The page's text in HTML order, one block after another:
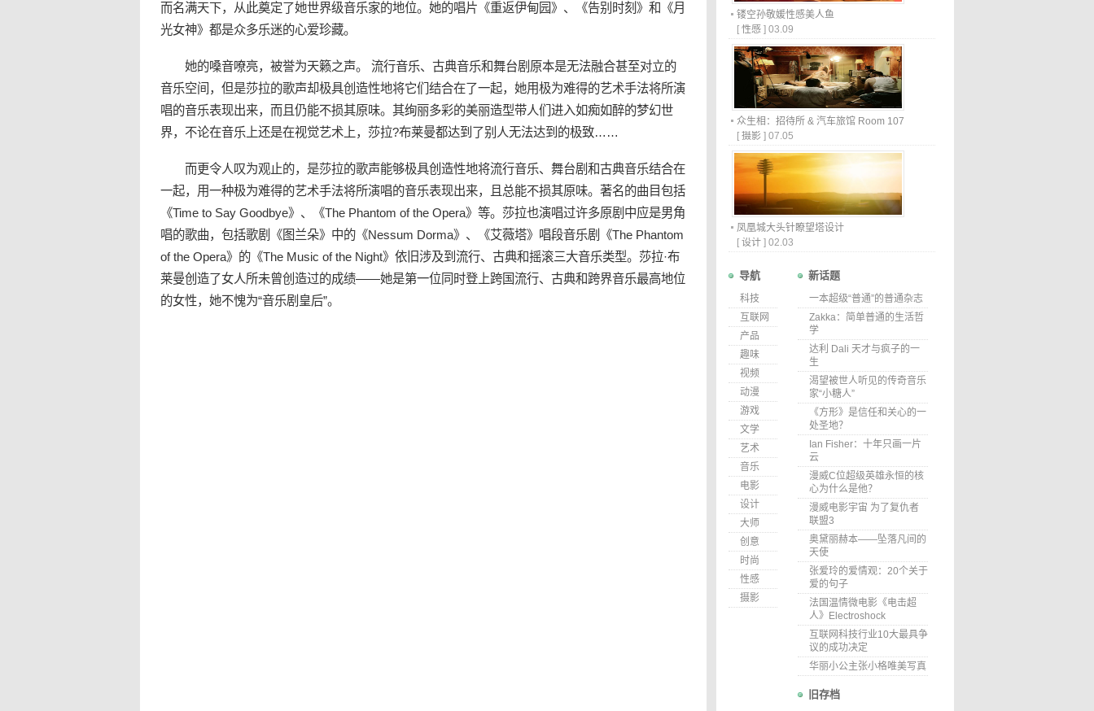
而名满天下，从此奠定了她世界级音乐家的地位。她的唱片《重返伊甸园》、《告别时刻》和《月
光女神》都是众多乐迷的心爱珍藏。
她的嗓音嘹亮，被誉为天籁之声。 流行音乐、古典音乐和舞台剧 原本是无法融合甚至对立的
音乐空间，但是莎拉的歌声却极具创造性地将它们结合在了一起，她用极为难得的艺术手法将所演
唱的音乐表现出来，而且仍能不损其原味。其绚丽多彩的美丽造型带人们进入如痴如醉的梦幻世
界，不论在音乐上还是在视觉艺术上，莎拉?布莱曼都达到了别人无法达到的极致……
而更令人叹为观止的，是莎拉的歌声能够极具创造性地将流行音乐、 舞台剧和古典音乐结合在
一起，用一种极为难得的艺术手法将所演唱的音乐表现出来，且总能不损其原味。著名的曲目包括
《Time to Say Goodbye》、《The Phantom of the Opera》等。莎拉也演唱过许多原剧中应是男角
唱的歌曲，包括歌剧《图兰朵》中的《Nessum Dorma》、《艾薇塔》唱段音乐剧《The Phantom
of the Opera》的《The Music of the Night》依旧涉及到流行、古典和摇滚三大音乐类型。莎拉·布
莱曼创造了女人所未曾创造过的成绩——她是第一位同时登上跨国流行、古典和跨界音乐最高地位
的女性，她不愧为“音乐剧皇后”。
镂空孙敬媛性感美人鱼
[ 性感 ] 03.09
众生相：招待所 & 汽车旅馆 Room 107
[ 摄影 ] 07.05
凤凰城大头针瞭望塔设计
[ 设计 ] 02.03
导航
科技
互联网
产品
趣味
视频
动漫
游戏
文学
艺术
音乐
电影
设计
大师
创意
时尚
性感
摄影
新话题
一本超级“普通”的普通杂志
Zakka：简单普通的生活哲
学
达利 Dali 天才与疯子的一
生
渴望被世人听见的传奇音乐
家“小糖人”
《方形》是信任和关心的一
处圣地？
Ian Fisher：十年只画一片
云
漫威C位超级英雄永恒的核
心为什么是他？
漫威电影宇宙 为了复仇者
联盟3
奥黛丽赫本——坠落凡间的
天使
张爱玲的爱情观：20个关于
爱的句子
法国温情微电影《电击超
人》Electroshock
互联网科技行业10大最具争
议的成功决定
华丽小公主张小格唯美写真
旧存档